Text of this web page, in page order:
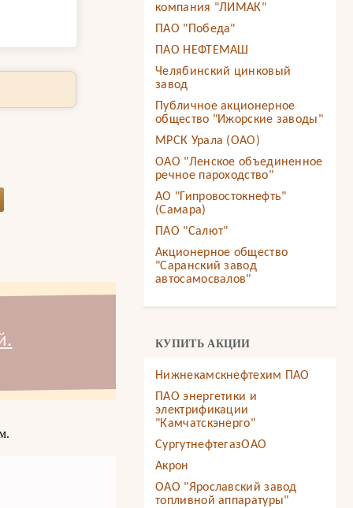
компания "ЛИМАК"
ПАО "Победа"
ПАО НЕФТЕМАШ
Челябинский цинковый
завод
Публичное акционерное
общество "Ижорские заводы"
МРСК Урала (ОАО)
ОАО "Ленское объединенное
речное пароходство"
АО "Гипровостокнефть"
(Самара)
ПАО "Салют"
Акционерное общество
"Саранский завод
автосамосвалов"
КУПИТЬ АКЦИИ
Нижнекамскнефтехим ПАО
ПАО энергетики и
электрификации
"Камчатскэнерго"
СургутнефтегазОАО
Акрон
ОАО "Ярославский завод
топливной аппаратуры"